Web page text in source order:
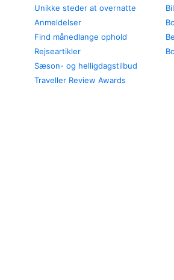
Unikke steder at overnatte
Anmeldelser
Find månedlange ophold
Rejseartikler
Sæson- og helligdagstilbud
Traveller Review Awards